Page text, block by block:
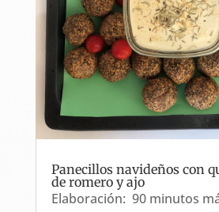
Panecillos navideños con
de romero y ajo
Elaboración: 90 minutos